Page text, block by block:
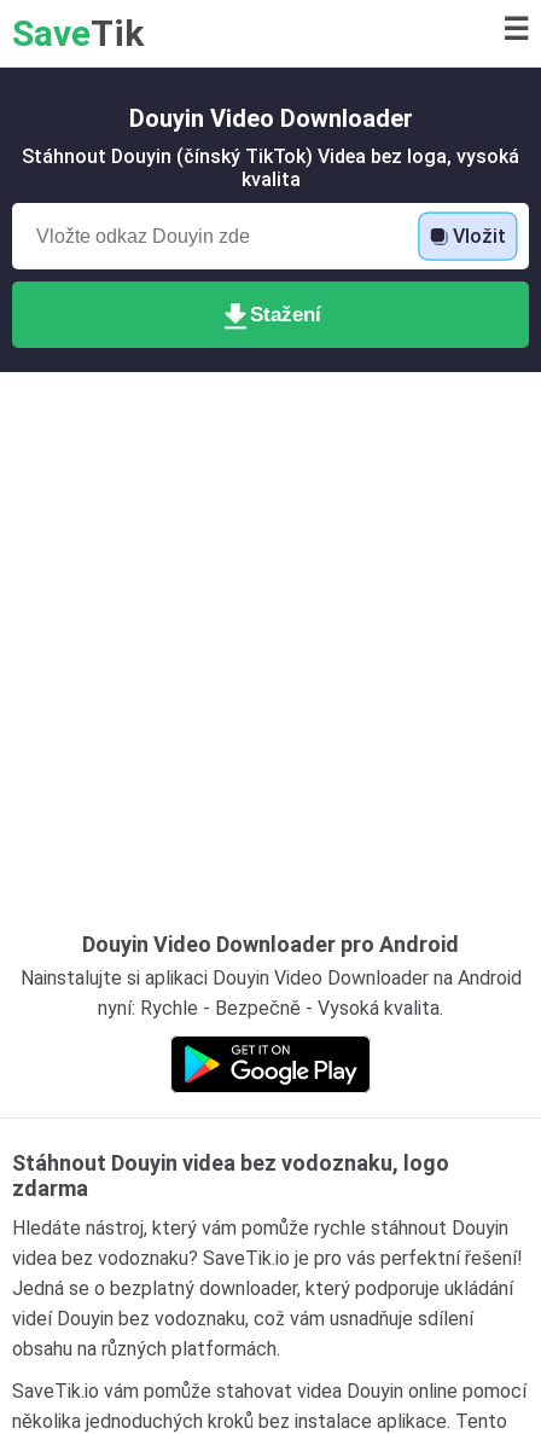
SaveTik ☰
Douyin Video Downloader
Stáhnout Douyin (čínský TikTok) Videa bez loga, vysoká
kvalita
Vložit
Stažení
Douyin Video Downloader pro Android
Nainstalujte si aplikaci Douyin Video Downloader na Android
nyní: Rychle - Bezpečně - Vysoká kvalita.
Stáhnout Douyin videa bez vodoznaku, logo
zdarma
Hledáte nástroj, který vám pomůže rychle stáhnout Douyin
videa bez vodoznaku? SaveTik.io je pro vás perfektní řešení!
Jedná se o bezplatný downloader, který podporuje ukládání
videí Douyin bez vodoznaku, což vám usnadňuje sdílení
obsahu na různých platformách.
SaveTik.io vám pomůže stahovat videa Douyin online pomocí
několika jednoduchých kroků bez instalace aplikace. Tento